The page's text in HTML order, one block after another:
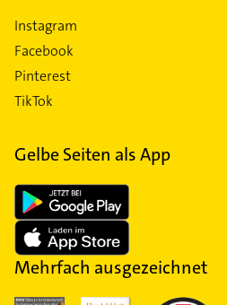
Instagram
Facebook
Pinterest
TikTok
Gelbe Seiten als App
Mehrfach ausgezeichnet